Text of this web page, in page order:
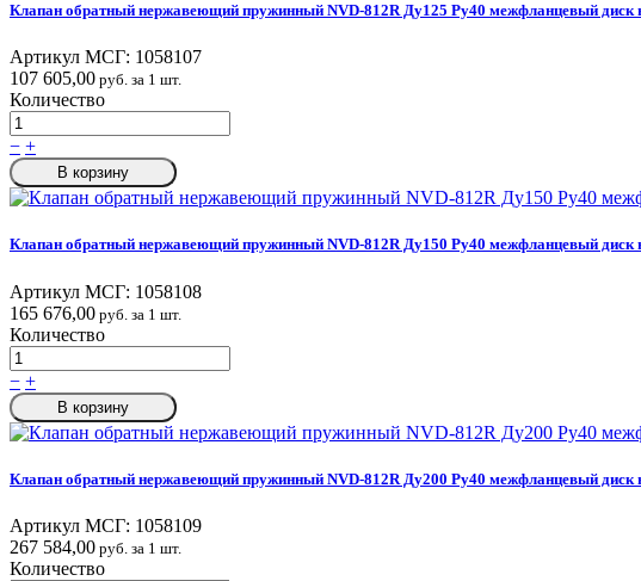
Клапан обратный нержавеющий пружинный NVD-812R Ду125 Ру40 межфланцевый
Артикул МСГ: 1058107
107 605,00 руб. за 1 шт.
Количество
− +
В корзину
Клапан обратный нержавеющий пружинный NVD-812R Ду150 Ру40 межфланцевый
Артикул МСГ: 1058108
165 676,00 руб. за 1 шт.
Количество
− +
В корзину
Клапан обратный нержавеющий пружинный NVD-812R Ду200 Ру40 межфланцевый
Артикул МСГ: 1058109
267 584,00 руб. за 1 шт.
Количество